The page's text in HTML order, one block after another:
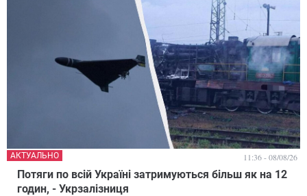
Потяги по всій Україні затримуються більш як на 12
годин, - Укрзалізниця
АКТУАЛЬНО 11:36 - 08/08/26